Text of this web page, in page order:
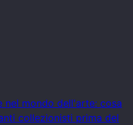
nel mondo dell'arte: cosa
collezionisti prima del